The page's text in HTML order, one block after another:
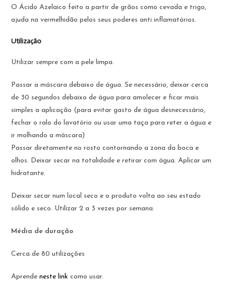
O Ácido Azelaico feito a partir de grãos como cevada e trigo,
ajuda na vermelhidão pelos seus poderes anti inflamatórios.
Utilização
Utilizar sempre com a pele limpa.
Passar a máscara debaixo de água. Se necessário, deixar cerca
de 30 segundos debaixo de água para amolecer e ficar mais
simples a aplicação (para evitar gasto de água desnecessário,
fechar o ralo do lavatório ou usar uma taça para reter a água e
ir molhando a máscara)
Passar diretamente no rosto contornando a zona da boca e
olhos. Deixar secar na totalidade e retirar com água. Aplicar um
hidratante.
Deixar secar num local seco e o produto volta ao seu estado
sólido e seco. Utilizar 2 a 3 vezes por semana.
Média de duração
Cerca de 80 utilizações
Aprendeneste link como usar.